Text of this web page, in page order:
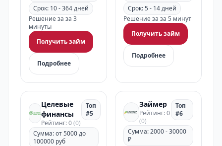
Срок: 10 - 364 дней
Решение за за 3
минуты
Получить займ
Подробнее
Срок: 5 - 14 дней
Решение за за 5 минут
Получить займ
Подробнее
Целевые
финансы
Рейтинг: 0(0)
Топ
#5
Сумма: от 5000 до
100000 руб
Займер
Рейтинг: 0
(0)
Топ
#6
Сумма: 2000 - 30000
₽